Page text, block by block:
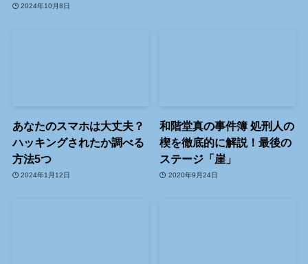
2024年10月8日
あなたのスマホは大丈夫？
ハッキングされたか調べる
方法5つ
2024年1月12日
和階堂真の事件簿 処刑人の
楔を徹底的に解説！最後の
ステージ「崖」
2020年9月24日